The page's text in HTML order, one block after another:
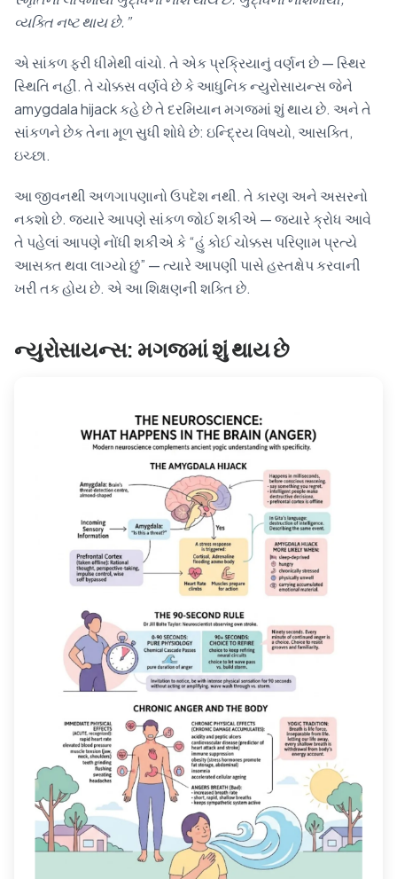
વ્યક્તિ નષ્ટ થાય છે.”
એ સાંકળ ફરી ધીમેથી વાંચો. તે એક પ્રક્રિયાનું વર્ણન છે — સ્થિર
સ્થિતિ નહીં. તે ચોક્કસ વર્ણવે છે કે આધુનિક ન્યુરોસાયન્સ જેને
amygdala hijack કહે છે તે દરમિયાન મગજમાં શું થાય છે. અને તે
સાંકળને છેક તેના મૂળ સુધી શોધે છે: ઇન્દ્રિય વિષયો, આસક્તિ,
ઇચ્છા.
આ જીવનથી અળગાપણાનો ઉપદેશ નથી. તે કારણ અને અસરનો
નકશો છે. જ્યારે આપણે સાંકળ જોઈ શકીએ — જ્યારે ક્રોધ આવે
તે પહેલાં આપણે નોંધી શકીએ કે “હું કોઈ ચોક્કસ પરિણામ પ્રત્યે
આસક્ત થવા લાગ્યો છું” — ત્યારે આપણી પાસે હસ્તક્ષેપ કરવાની
ખરી તક હોય છે. એ આ શિક્ષણની શક્તિ છે.
ન્યુરોસાયન્સ: મગજમાં શું થાય છે